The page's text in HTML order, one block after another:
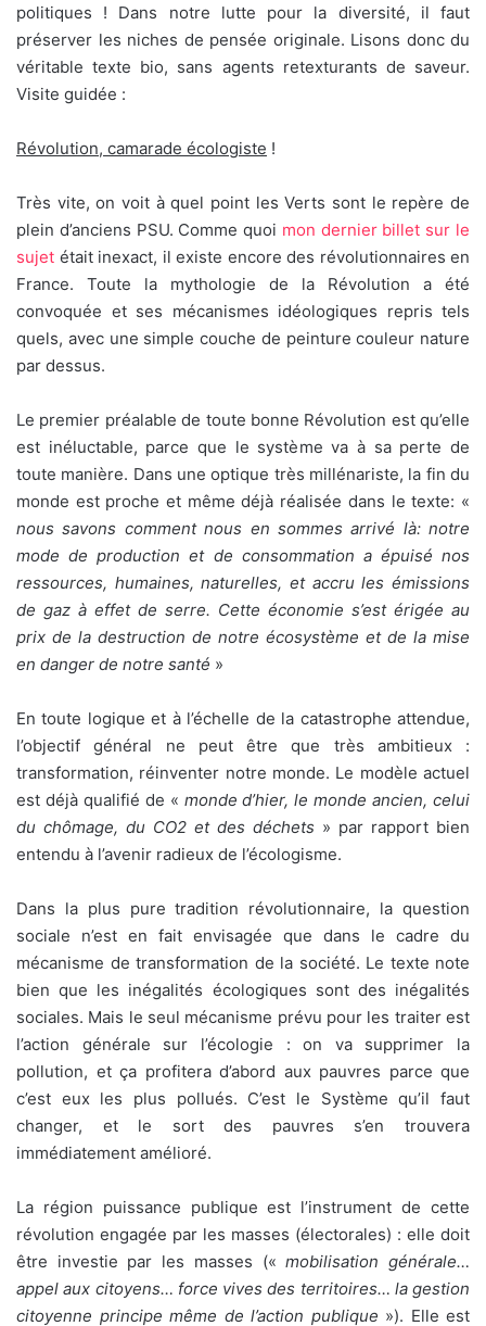
politiques ! Dans notre lutte pour la diversité, il faut
préserver les niches de pensée originale. Lisons donc du
véritable texte bio, sans agents retexturants de saveur.
Visite guidée :
Révolution, camarade écologiste !
Très vite, on voit à quel point les Verts sont le repère de
plein d’anciens PSU. Comme quoi mon dernier billet sur le
sujet était inexact, il existe encore des révolutionnaires en
France. Toute la mythologie de la Révolution a été
convoquée et ses mécanismes idéologiques repris tels
quels, avec une simple couche de peinture couleur nature
par dessus.
Le premier préalable de toute bonne Révolution est qu’elle
est inéluctable, parce que le système va à sa perte de
toute manière. Dans une optique très millénariste, la fin du
monde est proche et même déjà réalisée dans le texte: «
nous savons comment nous en sommes arrivé là: notre
mode de production et de consommation a épuisé nos
ressources, humaines, naturelles, et accru les émissions
de gaz à effet de serre. Cette économie s’est érigée au
prix de la destruction de notre écosystème et de la mise
en danger de notre santé »
En toute logique et à l’échelle de la catastrophe attendue,
l’objectif général ne peut être que très ambitieux :
transformation, réinventer notre monde. Le modèle actuel
est déjà qualifié de « monde d’hier, le monde ancien, celui
du chômage, du CO2 et des déchets » par rapport bien
entendu à l’avenir radieux de l’écologisme.
Dans la plus pure tradition révolutionnaire, la question
sociale n’est en fait envisagée que dans le cadre du
mécanisme de transformation de la société. Le texte note
bien que les inégalités écologiques sont des inégalités
sociales. Mais le seul mécanisme prévu pour les traiter est
l’action générale sur l’écologie : on va supprimer la
pollution, et ça profitera d’abord aux pauvres parce que
c’est eux les plus pollués. C’est le Système qu’il faut
changer, et le sort des pauvres s’en trouvera
immédiatement amélioré.
La région puissance publique est l’instrument de cette
révolution engagée par les masses (électorales) : elle doit
être investie par les masses (« mobilisation générale…
appel aux citoyens… force vives des territoires… la gestion
citoyenne principe même de l’action publique »). Elle est